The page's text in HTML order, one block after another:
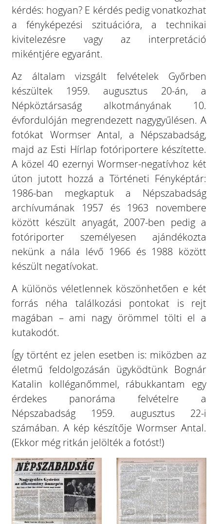
kérdés: hogyan? E kérdés pedig vonatkozhat
a fényképezési szituációra, a technikai
kivitelezésre vagy az interpretáció
mikéntjére egyaránt.
Az általam vizsgált felvételek Győrben
készültek 1959. augusztus 20-án, a
Népköztársaság alkotmányának 10.
évfordulóján megrendezett nagygyűlésen. A
fotókat Wormser Antal, a Népszabadság,
majd az Esti Hírlap fotóriportere készítette.
A közel 40 ezernyi Wormser-negatívhoz két
úton jutott hozzá a Történeti Fényképtár:
1986-ban megkaptuk a Népszabadság
archívumának 1957 és 1963 novembere
között készült anyagát, 2007-ben pedig a
fotóriporter személyesen ajándékozta
nekünk a nála lévő 1966 és 1988 között
készült negatívokat.
A különös véletlennek köszönhetően e két
forrás néha találkozási pontokat is rejt
magában – ami nagy örömmel tölti el a
kutakodót.
Így történt ez jelen esetben is: miközben az
életmű feldolgozásán ügyködtünk Bognár
Katalin kolléganőmmel, rábukkantam egy
érdekes panoráma felvételre a
Népszabadság 1959. augusztus 22-i
számában. A kép készítője Wormser Antal.
(Ekkor még ritkán jelölték a fotóst!)